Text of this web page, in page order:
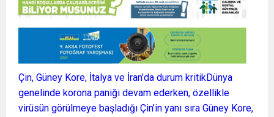
Çin, Güney Kore, İtalya ve İran’da durum kritikDünya
genelinde korona paniği devam ederken, özellikle
virüsün görülmeye başladığı Çin’in yanı sıra Güney Kore,